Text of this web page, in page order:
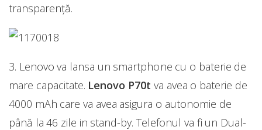
transparență.
3. Lenovo va lansa un smartphone cu o baterie de
mare capacitate. Lenovo P70t va avea o baterie de
4000 mAh care va avea asigura o autonomie de
până la 46 zile in stand-by. Telefonul va fi un Dual-